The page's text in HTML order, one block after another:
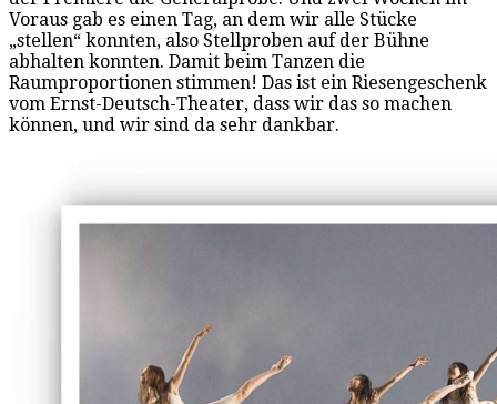
Voraus gab es einen Tag, an dem wir alle Stücke
„stellen“ konnten, also Stellproben auf der Bühne
abhalten konnten. Damit beim Tanzen die
Raumproportionen stimmen! Das ist ein Riesengeschenk
vom Ernst-Deutsch-Theater, dass wir das so machen
können, und wir sind da sehr dankbar.